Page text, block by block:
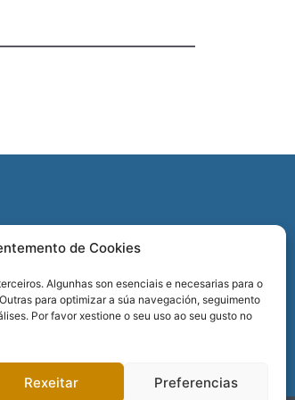
de Cookies
Algunhas son esenciais e necesarias para o
para optimizar a súa navegación, seguimento
Por favor xestione o seu uso ao seu gusto no
Rexeitar Preferencias
SOCIAIS